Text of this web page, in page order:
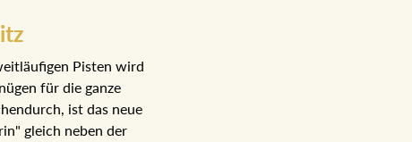
Pisten wird
für die ganze
ist das neue
gleich neben der